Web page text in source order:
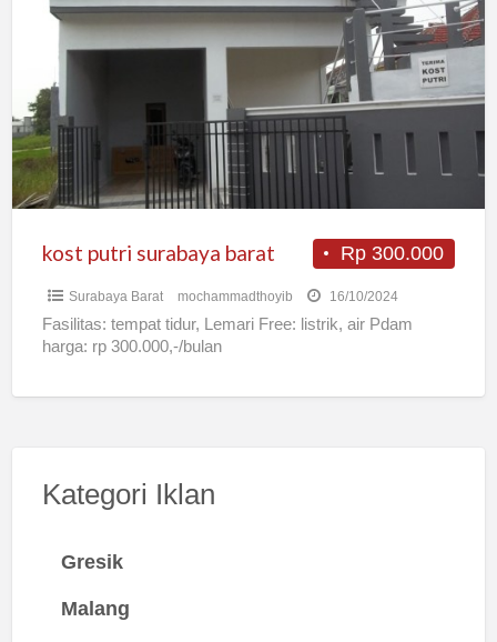
surabaya
Rp 300.000
kost putri surabaya barat
Surabaya Barat mochammadthoyib 16/10/2024
Fasilitas: tempat tidur, Lemari Free: listrik, air Pdam
harga: rp 300.000,-/bulan
Kategori Iklan
Gresik
Malang